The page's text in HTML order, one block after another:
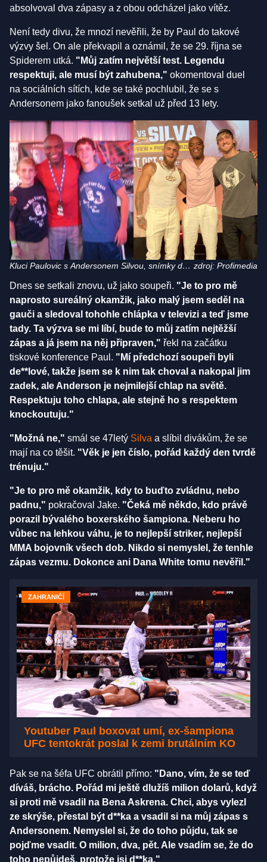
absolvoval dva zápasy a z obou odcházel jako vítěz.
Není tedy divu, že mnozí nevěřili, že by Paul do takové
výzvy šel. On ale překvapil a oznámil, že se 29. října se
Spiderem utká. "Můj zatím největší test. Legendu
respektuji, ale musí být zahubena," okomentoval duel
na sociálních sítích, kde se také pochlubil, že se s
Andersonem jako fanoušek setkal už před 13 lety.
Kluci Paulovic s Andersonem Silvou, snímky dělí zdroj: Profimedia
Dnes se setkali znovu, už jako soupeři. "Je to pro mě
naprosto sureálný okamžik, jako malý jsem seděl na
gauči a sledoval tohohle chlápka v televizi a teď jsme
tady. Ta výzva se mi líbí, bude to můj zatím nejtěžší
zápas a já jsem na něj připraven," řekl na začátku
tiskové konference Paul. "Mí předchozí soupeři byli
de**lové, takže jsem se k nim tak choval a nakopal jim
zadek, ale Anderson je nejmilejší chlap na světě.
Respektuju toho chlapa, ale stejně ho s respektem
knockoutuju."
"Možná ne," smál se 47letý Silva a slíbil divákům, že se
mají na co těšit. "Věk je jen číslo, pořád každý den tvrdě
trénuju."
"Je to pro mě okamžik, kdy to buďto zvládnu, nebo
padnu," pokračoval Jake. "Čeká mě někdo, kdo právě
porazil bývalého boxerského šampiona. Neberu ho
vůbec na lehkou váhu, je to nejlepší striker, nejlepší
MMA bojovník všech dob. Nikdo si nemyslel, že tenhle
zápas vezmu. Dokonce ani Dana White tomu nevěřil."
ZAHRANIČÍ
Youtuber Paul boxovat umí, ex-šampiona
UFC tentokrát poslal k zemi brutálním KO
Pak se na šéfa UFC obrátil přímo: "Dano, vím, že se teď
díváš, brácho. Pořád mi ještě dlužíš milion dolarů, když
si proti mě vsadil na Bena Askrena. Chci, abys vylezl
ze skrýše, přestal být d**ka a vsadil si na můj zápas s
Andersonem. Nemyslel si, že do toho půjdu, tak se
pojďme vsadit. O milion, dva, pět. Ale vsadím se, že do
toho nepůjdeš, protože jsi d**ka."